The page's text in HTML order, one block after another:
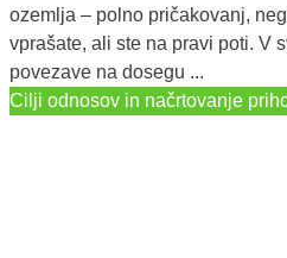
ozemlja – polno pričakovanj,
vprašate, ali ste na pravi poti. V
povezave na dosegu ...
Cilji odnosov in načrtovanje